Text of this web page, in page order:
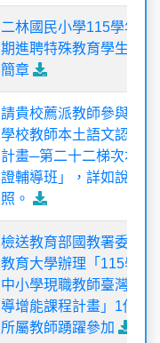
二林國民小學115學年度
期進聘特殊教育學生助
簡章
請貴校薦派教師參與「
學校教師本土語文認證
計畫─第二十二梯次本土
證輔導班」，詳如說明
照。
檢送教育部國教署委託
教育大學辦理「115學年
中小學現職教師臺灣台
導增能課程計畫」1份，
所屬教師踴躍參加